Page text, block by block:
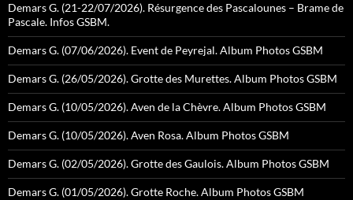
Demars G. (21-22/07/2026). Résurgence des Pascalounes – Brame de
Pascale. Infos GSBM.
Demars G. (07/06/2026). Event de Peyrejal. Album Photos GSBM
Demars G. (26/05/2026). Grotte des Murettes. Album Photos GSBM
Demars G. (10/05/2026). Aven de la Chèvre. Album Photos GSBM
Demars G. (10/05/2026). Aven Rosa. Album Photos GSBM
Demars G. (02/05/2026). Grotte des Gaulois. Album Photos GSBM
Demars G. (01/05/2026). Grotte Roche. Album Photos GSBM